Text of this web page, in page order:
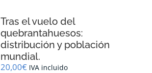
Tras el vuelo del
quebrantahuesos:
distribución y población
mundial.
20,00€ IVA incluido